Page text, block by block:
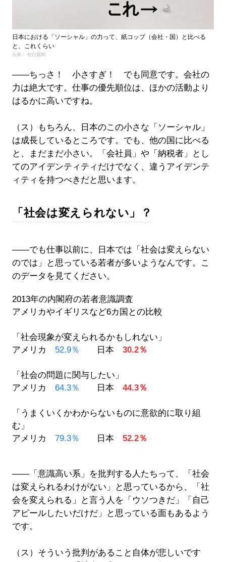
日本における「ソーシャル」の力って、紙コップ（会社・国）と比べる
と、これくらい
出典： 朝日新聞
――ちっさ！ 小さすぎ！ でも同意です。会社の
力は絶大です。仕事の優先順位は、ほかの活動より
はるかに高いですね。
（ス）もちろん、日本のこの小さな「ソーシャル」
は成長しているところです。でも、他の国に比べる
と、まだまだ小さい。「会社員」や「納税者」とし
てのアイデンティティだけでなく、違うアイデンテ
ィティを持つべきだと思います。
「社会は変えられない」？
――でも仕事以前に、日本では「社会は変えらない
のでは」と思っている若者が多いようなんです。こ
のデータを見てください。
2013年の内閣府の若者意識調査
アメリカやイギリスなど6カ国との比較
「社会現象が変えられるかもしれない」
アメリカ 52.9％ 日本 30.2％
「社会の問題に関与したい」
アメリカ 64.3％ 日本 44.3％
「うまくいくかわからないものに意欲的に取り組
む」
アメリカ 79.3％ 日本 52.2％
――「意識高い系」を批判する人たちって、「社会
は変えられるわけがない」と思っているから、「社
会を変えられる」と言う人を「ウソつきだ」「自己
アピールしたいだけだ」と思っている面もあるよう
です。
（ス）そういう批判があること自体が悲しいです